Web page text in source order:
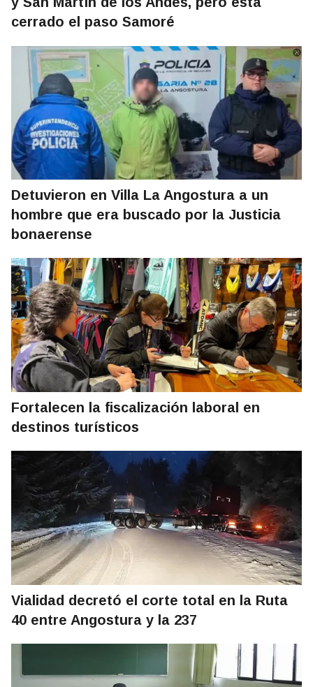
cerrado el paso Samoré
Detuvieron en Villa La Angostura a un
hombre que era buscado por la Justicia
bonaerense
Fortalecen la fiscalización laboral en
destinos turísticos
Vialidad decretó el corte total en la Ruta
40 entre Angostura y la 237